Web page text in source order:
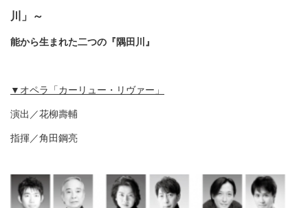
川」～
能から生まれた二つの『隅田川』
▼オペラ「カーリュー・リヴァー」
演出／花柳壽輔
指揮／角田鋼亮